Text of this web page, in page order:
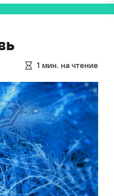
1 мин. на чтение